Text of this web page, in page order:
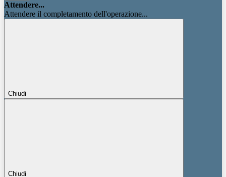
Attendere...
Attendere il completamento dell'operazione...
Chiudi
Chiudi